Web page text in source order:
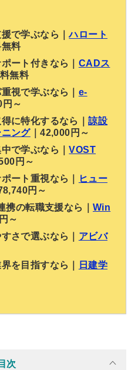
で学ぶなら｜ハロート
料
ート付きなら｜ CADス
料無料
視で学ぶなら｜ e-
円～
に特化するなら｜諒設
ング｜42,000円～
で学ぶなら｜VOST
円～
ート重視なら｜
ヒュー
円～
の転職支援なら｜ Win
～
さで選ぶなら｜ アビバ
を目指すなら｜
日建学
目次